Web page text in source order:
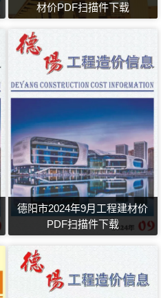
材价PDF扫描件下载
德阳市2024年9月工程建材价
PDF扫描件下载